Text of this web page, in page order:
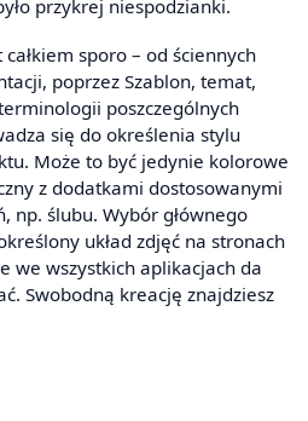
przykrej niespodzianki.
sporo – od ściennych
poprzez Szablon, temat,
poszczególnych
się do określenia stylu
Może to być jedynie kolorowe
z dodatkami dostosowanymi
np. ślubu. Wybór głównego
układ zdjęć na stronach
we wszystkich aplikacjach da
Swobodną kreację znajdziesz